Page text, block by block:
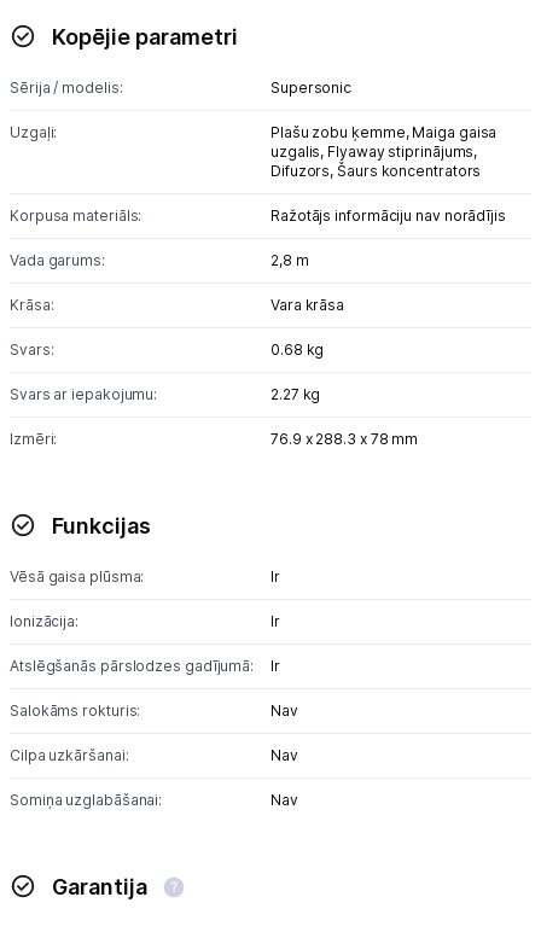
Kopējie parametri
Sērija / modelis: Supersonic
Uzgaļi: Plašu zobu ķemme, Maiga gaisa
uzgalis, Flyaway stiprinājums,
Difuzors, Šaurs koncentrators
Korpusa materiāls: Ražotājs informāciju nav norādījis
Vada garums: 2,8 m
Krāsa: Vara krāsa
Svars: 0.68 kg
Svars ar iepakojumu: 2.27 kg
Izmēri: 76.9 x 288.3 x 78 mm
Funkcijas
Vēsā gaisa plūsma: Ir
Ionizācija: Ir
Atslēgšanās pārslodzes gadījumā: Ir
Salokāms rokturis: Nav
Cilpa uzkāršanai: Nav
Somiņa uzglabāšanai: Nav
Garantija